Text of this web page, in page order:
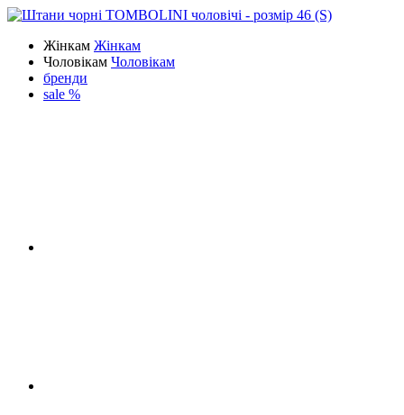
Жінкам Жінкам
Чоловікам Чоловікам
бренди
sale %